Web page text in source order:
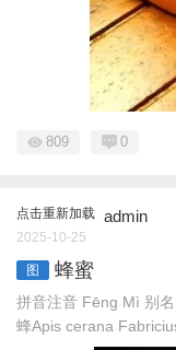
809 0
点击重新加载 admin
2025-10-25
图 蜂蜜
拼音注音 Fēnɡ Mì 别
蜂Apis cerana